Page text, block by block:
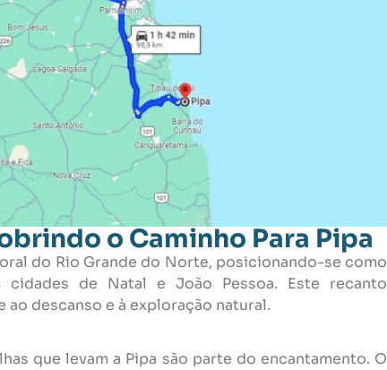
o Caminho Para Pipa
do Rio Grande do Norte, posicionando-se como
de Natal e João Pessoa. Este recanto
descanso e à exploração natural.
que levam a Pipa são parte do encantamento. O